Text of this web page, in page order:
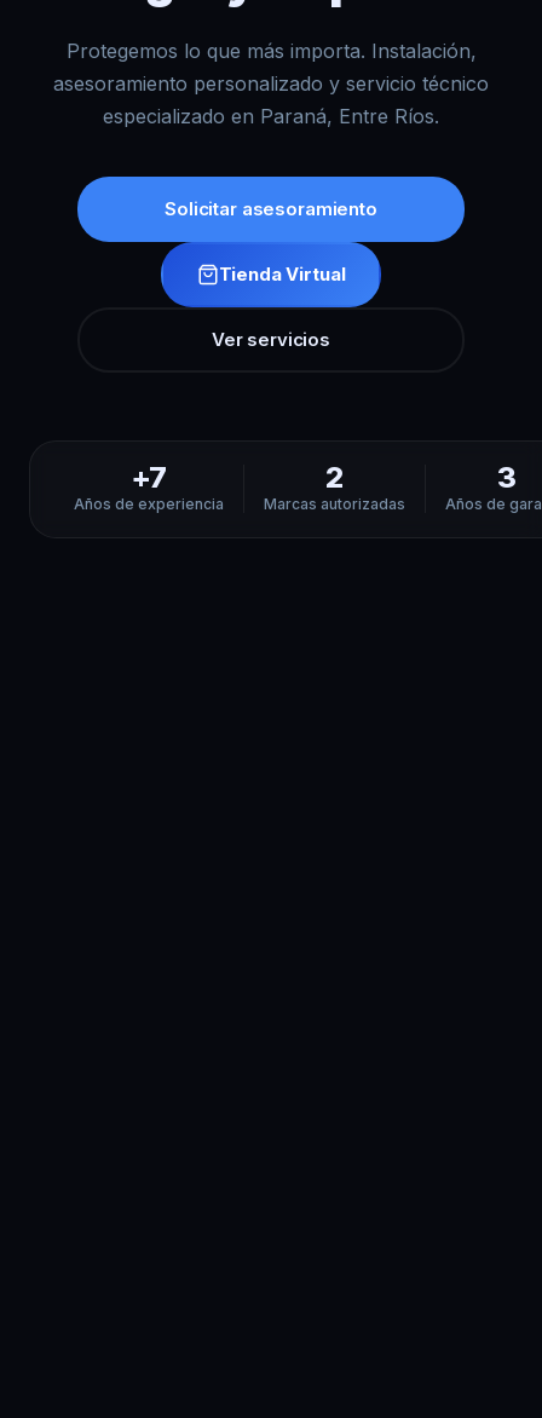
Protegemos lo que más importa. Instalación,
asesoramiento personalizado y servicio técnico
especializado en Paraná, Entre Ríos.
Solicitar asesoramiento
Tienda Virtual
Ver servicios
+7
Años de experiencia
2
Marcas autorizadas
3
Años de